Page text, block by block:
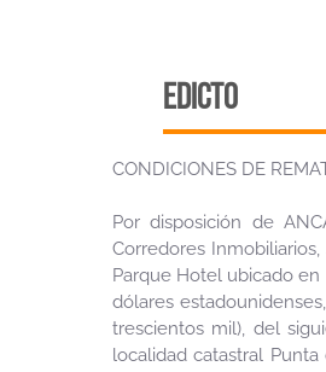
edicto
CONDICIONES DE
Por disposición de
Corredores
Parque Hotel ubicado
dólares
trescientos mil), del
localidad catastral